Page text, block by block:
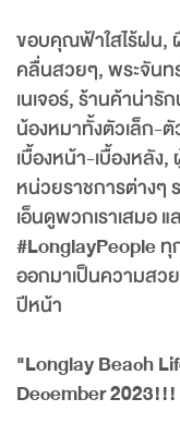
ขอบคุณฟ้าใสไร้ฝน,
คลื่นสวยๆ, พระจัน
เนเจอร์, ร้านค้าน่า
น้องหมาทั้งตัวเล็ก-ตั
เบื้องหน้า-เบื้องหลั
หน่วยราชการต่างๆ
เอ็นดูพวกเราเสมอ
#LonglayPeopleทุ
ออกมาเป็นความสว
ปีหน้า
"Longlay Beach
December 2023!!!